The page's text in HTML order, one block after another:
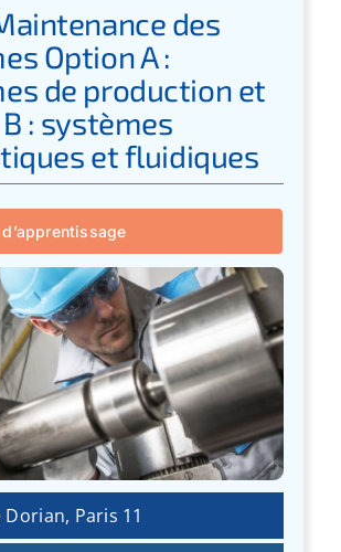
des
Option A :
de production et
: systèmes
et fluidiques
Dorian, Paris 11